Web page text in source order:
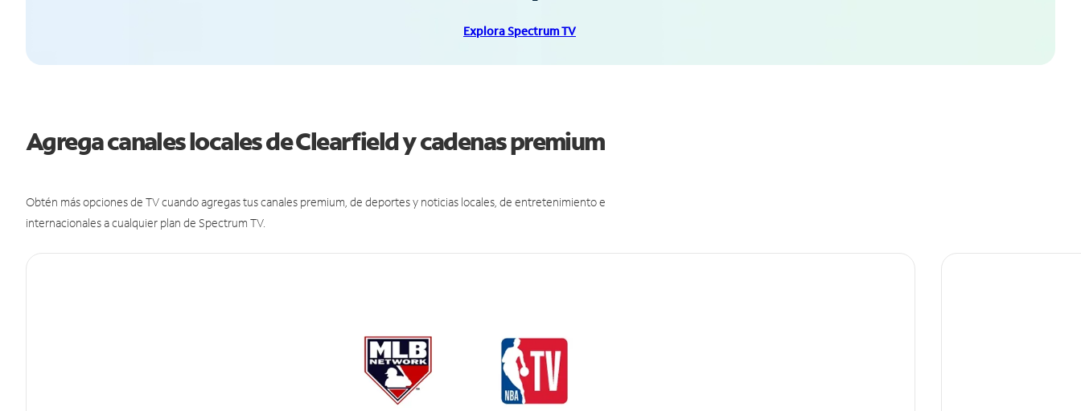
Explora Spectrum TV
Agrega canales locales de Clearfield y cadenas premium
Obtén más opciones de TV cuando agregas tus canales premium, de deportes y noticias locales, de entretenimiento e
internacionales a cualquier plan de Spectrum TV.